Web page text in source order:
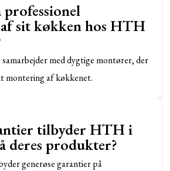
professionel
sit køkken hos HTH
med dygtige montører, der
montering af køkkenet.
tilbyder HTH i
deres produkter?
generøse garantier på